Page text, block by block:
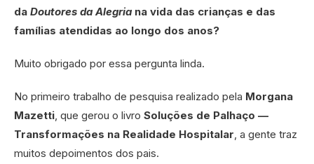
da Doutores da Alegria na vida das crianças e das
famílias atendidas ao longo dos anos?
Muito obrigado por essa pergunta linda.
No primeiro trabalho de pesquisa realizado pela Morgana
Mazetti , que gerou o livro Soluções de Palhaço —
Transformações na Realidade Hospitalar , a gente traz
muitos depoimentos dos pais.